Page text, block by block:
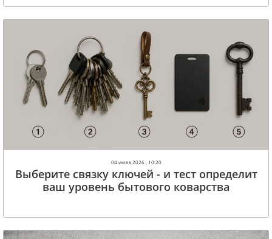
04 июля 2026 , 10:20
Выберите связку ключей - и тест определит
ваш уровень бытового коварства